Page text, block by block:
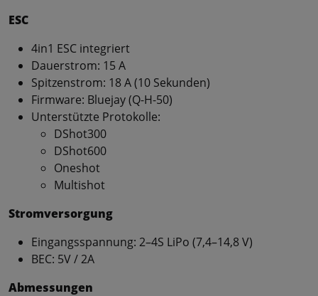
ESC
4in1 ESC integriert
Dauerstrom: 15 A
Spitzenstrom: 18 A (10 Sekunden)
Firmware: Bluejay (Q-H-50)
Unterstützte Protokolle:
DShot300
DShot600
Oneshot
Multishot
Stromversorgung
Eingangsspannung: 2–4S LiPo (7,4–14,8 V)
BEC: 5V / 2A
Abmessungen